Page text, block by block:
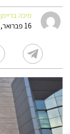
מיכה בריימן
16 פברואר, 2025 07:04